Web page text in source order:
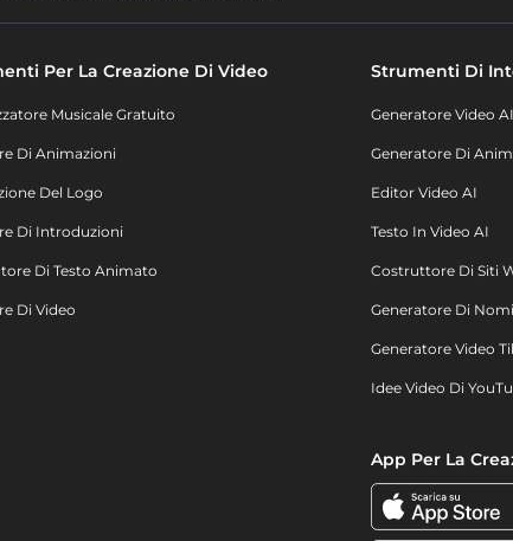
Per La Creazione Di Video
Musicale Gratuito
Di Animazioni
Del Logo
Di Introduzioni
Di Testo Animato
Di Video
Strumenti Di
Generatore Video AI
Generatore Di
Editor Video AI
Testo In Video AI
Costruttore Di Siti
Generatore Di
Generatore Video
Idee Video Di
App Per La